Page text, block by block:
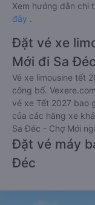
Xem hướng dẫn chi
đây .
Đặt vé xe
Mới đi Sa Đéc
Vé xe limousine tết
công bố.
vé xe Tết 2027 bao
của các hãng xe
Sa Đéc - Chợ Mới
Đặt vé máy
Đéc